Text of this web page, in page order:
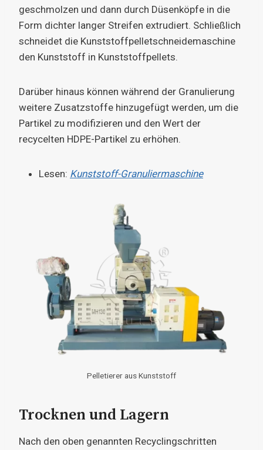
geschmolzen und dann durch Düsenköpfe in die
Form dichter langer Streifen extrudiert. Schließlich
schneidet die Kunststoffpelletschneidemaschine
den Kunststoff in Kunststoffpellets.
Darüber hinaus können während der Granulierung
weitere Zusatzstoffe hinzugefügt werden, um die
Partikel zu modifizieren und den Wert der
recycelten HDPE-Partikel zu erhöhen.
Lesen: Kunststoff-Granuliermaschine
Pelletierer aus Kunststoff
Trocknen und Lagern
Nach den oben genannten Recyclingschritten